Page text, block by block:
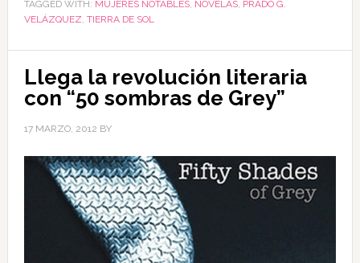
TAGGED WITH: MUJERES NOTABLES, NOVELAS, PRADO G.
VELÁZQUEZ TIERRA DE SOL
Llega la revolución literaria
con “50 sombras de Grey”
17 MARZO, 2012 BY